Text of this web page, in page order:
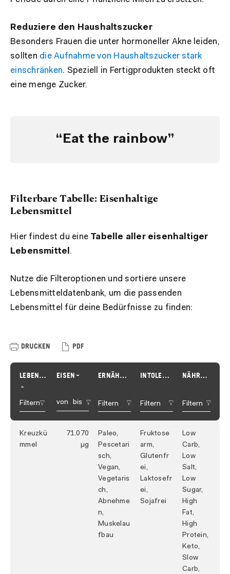
Reduziere den Haushaltszucker
Besonders Frauen die unter hormoneller Akne leiden,
sollten die Aufnahme von Haushaltszucker stark
einschränken. Speziell in Fertigprodukten steckt oft
eine menge Zucker.
“Eat the rainbow”
Filterbare Tabelle: Eisenhaltige
Lebensmittel
Hier findest du eine Tabelle aller eisenhaltiger
Lebensmittel.
Nutze die Filteroptionen und sortiere unsere
Lebensmitteldatenbank, um die passenden
Lebensmittel für deine Bedürfnisse zu finden:
DRUCKEN PDF
LEBENSMITTEL EISEN ERNÄHRUNG INTOLERANZ NÄHRWERTE
Filtern Filtern Filtern
Kreuzkü
mmel
71.070
Paleo,
Pescetari
sch,
Vegan,
Vegetaris
ch,
Abnehme
n,
Muskelau
fbau
Fruktose
arm,
Glutenfr
ei,
Laktosefr
ei,
Sojafrei
Low
Carb,
Low
Salt,
Low
Sugar,
High
Fat,
High
Protein,
Keto,
Slow
Carb,